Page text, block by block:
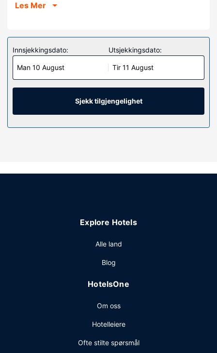
og 11,4 mi (18,3 km) unna East Tennessee
Føl deg som hjemme på denne hytta, som er utstyrt med
airconditioning og et kjøkken med stekeovn og
komfyrtopp. Bekvemmelighetene omfatter skrivebord og
mikrobølgeovn.
Les Mer
Innsjekkingsdato:
Man 10 August
Utsjekkingsdato:
Tir 11 August
Sjekk tilgjengelighet
Explore Hotels
Alle land
Blog
HotelsOne
Om oss
Hotelleiere
Ofte stilte spørsmål